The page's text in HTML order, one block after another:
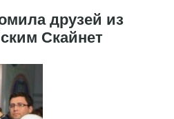
друзей из
Скайнет